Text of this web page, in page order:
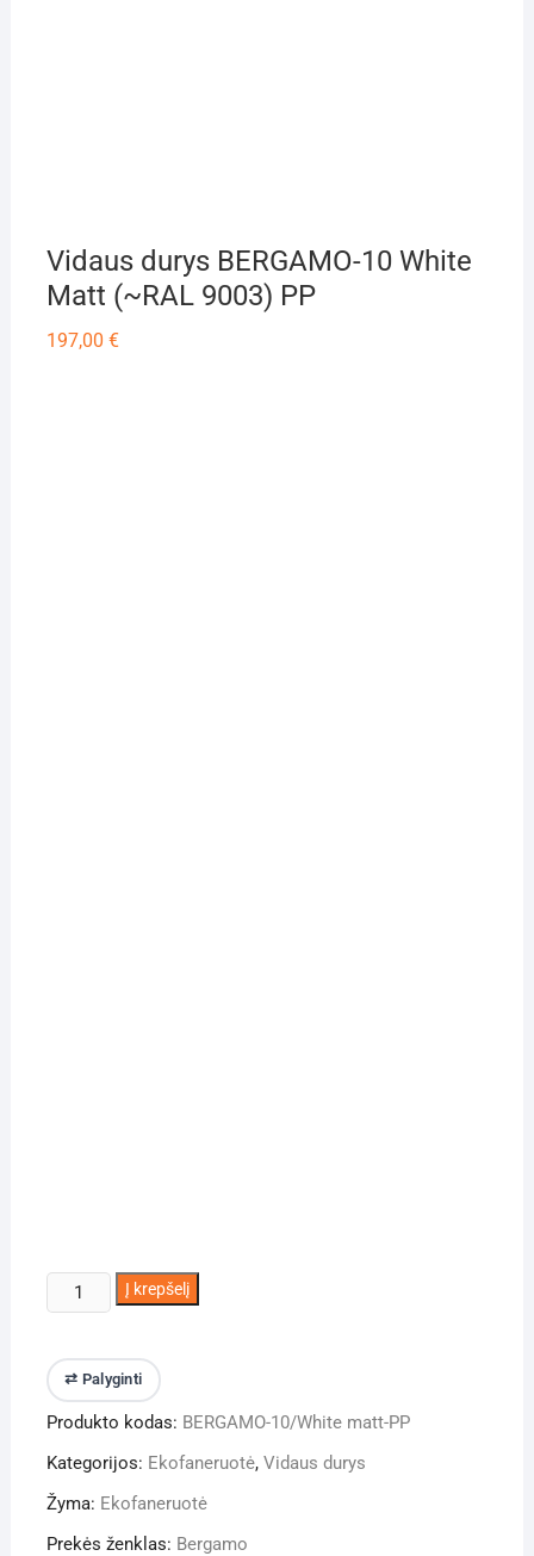
Vidaus durys BERGAMO-10 White
Matt (~RAL 9003) PP
197,00 €
produkto
kiekis:
durys
BERGAMO-
10
White
(~RAL
9003)
Į krepšelį
⇄ Palyginti
Produkto kodas: BERGAMO-10/White matt-PP
Kategorijos: Ekofaneruotė, Vidaus durys
Žyma: Ekofaneruotė
Prekės ženklas: Bergamo